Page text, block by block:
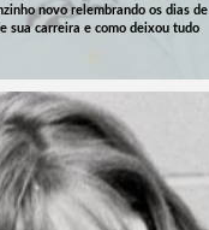
novo relembrando os dias de
sua carreira e como deixou tudo